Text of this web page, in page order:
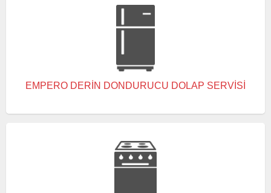
EMPERO DERIN DONDURUCU DOLAP SERVISI